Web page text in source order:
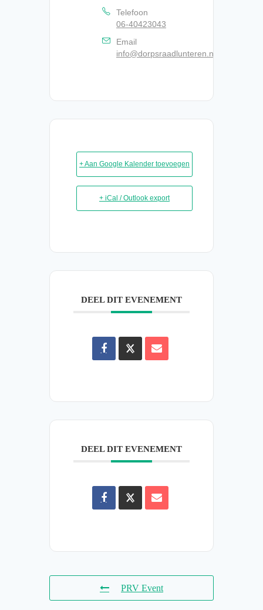
Telefoon
06-40423043
Email
info@dorpsraadlunteren.nl
+ Aan Google Kalender toevoegen
+ iCal / Outlook export
DEEL DIT EVENEMENT
DEEL DIT EVENEMENT
PRV Event